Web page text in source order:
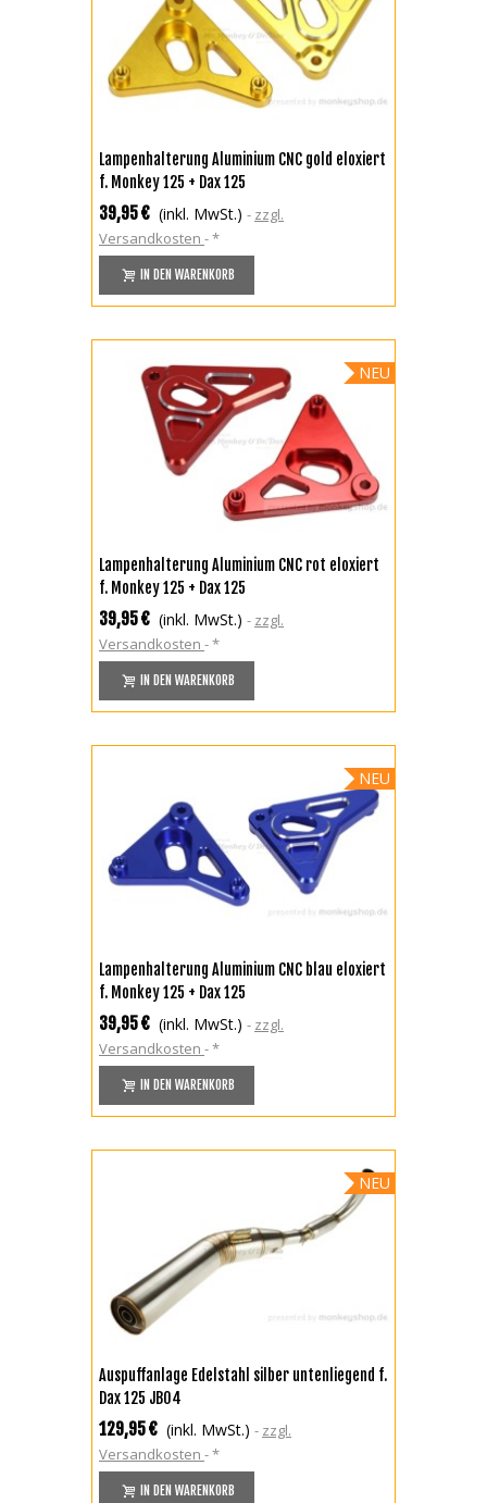
Lampenhalterung Aluminium CNC gold eloxiert
f. Monkey 125 + Dax 125
39,95 € (inkl. MwSt.)
zzgl.
Versandkosten
*
IN DEN WARENKORB
NEU
Lampenhalterung Aluminium CNC rot eloxiert
f. Monkey 125 + Dax 125
39,95 € (inkl. MwSt.)
zzgl.
Versandkosten
*
IN DEN WARENKORB
NEU
Lampenhalterung Aluminium CNC blau eloxiert
f. Monkey 125 + Dax 125
39,95 € (inkl. MwSt.)
zzgl.
Versandkosten
*
IN DEN WARENKORB
NEU
Auspuffanlage Edelstahl silber untenliegend f.
Dax 125 JB04
129,95 € (inkl. MwSt.)
zzgl.
Versandkosten
*
IN DEN WARENKORB